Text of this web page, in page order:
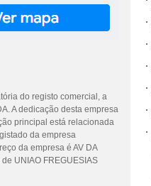
do registo comercial, a
A dedicação desta empresa
principal está relacionada
da empresa
da empresa é AV DA
UNIAO FREGUESIAS